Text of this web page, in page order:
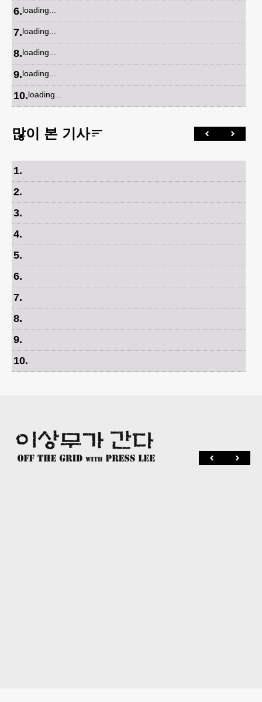
6.loading...
7.loading...
8.loading...
9.loading...
10.loading...
많이 본 기사
1.
2.
3.
4.
5.
6.
7.
8.
9.
10.